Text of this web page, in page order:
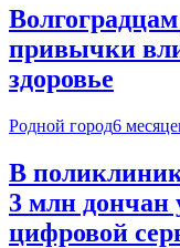
привычки
здоровье
Родной город6
В
3 млн дончан
цифровой